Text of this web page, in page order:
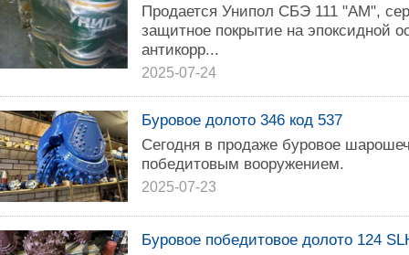
Продается Унипол СБЭ 111 "АМ",
защитное покрытие на эпоксидной
антикорр...
2025-07-24
Буровое долото 346 код 537
Сегодня в продаже буровое
победитовым вооружением.
2025-07-23
Буровое победитовое долото 124